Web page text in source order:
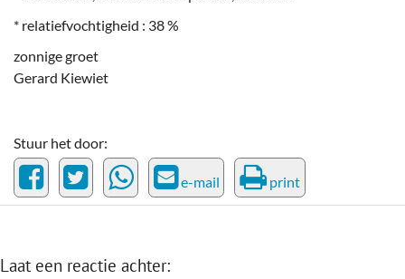
* relatiefvochtigheid : 38 %
zonnige groet
Gerard Kiewiet
Stuur het door:
e-mail print
Laat een reactie achter: